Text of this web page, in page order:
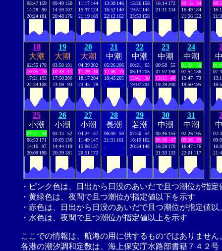
08:47 159
14:28
90
20:24 181
09:49 150
14:59 107
20:48 176
11:17 144
15:37 124
21:19 169
13:38 146
16:52 140
22:12 162
15:26 158
19:51 144
23:53 158
16:14 172
21:11 134
09:18
34
16:49 184
21:56 122
18
大潮
02:55 178
10:05
20
17:21 193
22:34 108
19
大潮
03:50 191
10:49
11
17:50200
23:09
93
20
大潮
04:39202
11:29
10
18:17204
23:45
78
21
中潮
05:26206
12:06
16
18:43205
22
中潮
00:21
65
06:13205
12:41
30
19:07204
23
中潮
00:58
55
07:02 198
13:15
49
19:29200
24
中潮
01:38
50
07:54 186
13:47
73
19:50 195
25
小潮
02:21
48
08:53 171
14:16
97
20:09 188
26
小潮
03:13
52
10:05 156
14:44 119
20:29 181
27
小潮
04:24
57
11:49 147
15:06 137
20:51 172
28
長潮
06:00
59
21:31 161
29
若潮
07:30
54
16:10 162
20:54 148
30
中潮
00:46 155
08:36
47
16:28 170
21:33 133
31
中潮
02:26 165
09:26
39
16:47 176
22:01 117
・ピンク色は、日出から日没のあいだで且つ潮位が指
・黄緑色は、夜間で且つ潮位が指定値以下を示す
・赤色は、日出から日没のあいだで且つ潮位が指定値以
・水色は、夜間で且つ潮位が指定値以上を示す
ここでの情報は、航海の用に供するものではありませ
各港の潮汐調和定数は、海上保安庁水路部書籍７４２